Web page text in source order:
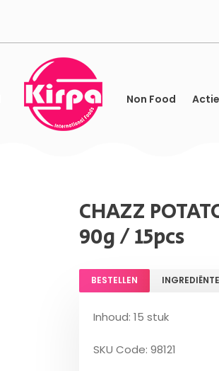
Non Food Actie
CHAZZ
90g / 15pcs
BESTELLEN
Inhoud: 15 stuk
SKU Code: 98121